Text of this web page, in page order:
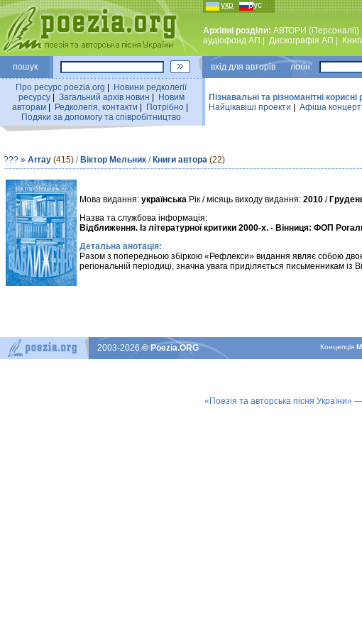
укр рус
Архівні розділи: АВТОРИ (Персоналії)
аудiофонд АП
Дискографiя АП
пошук вхiд для авторiв логін:
Про ресурс poezia.org
Новини редколегiї
ресурсу| Загальний архiв новин
Новим
авторам
Редколегiя, контакти Потрiбно
Подяки за допомогу та співробітництво
Пізнавальні та різноманітні корисні
Найцiкавiшi проекти
Афіша
??? » Array (415) / Віктор Мельник / Книги автора (22)
Мова видання: українська Рік / місяць виходу видання: 2010 /
Назва та службова інформація:
Відближення. Із літературної критики 2000-х. - Вінниця: ФОП
Детальна анотація:
Разом з попередньою збіркою «Рефлекси» видання являє собою
регіональній періодиці, значна увага приділяється письменникам із
Концепцiя
2003-2026© Poezia.ORG
«Поезія та авторська пісня України»